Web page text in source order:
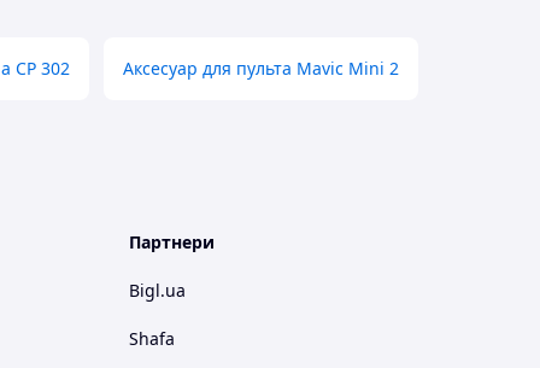
CP 302 Аксесуар для пульта Mavic Mini 2
Партнери
Bigl.ua
Shafa